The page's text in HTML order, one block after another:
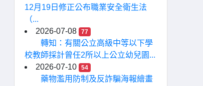
12月19日修正公布職業安全衛生法
（...
2026-07-08
77
轉知：有關公立高級中等以下學
校教師採計曾任2所以上公立幼兒園...
2026-07-10
54
藥物濫用防制及反詐騙海報繪畫